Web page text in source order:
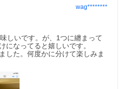
wag********
しいです。が、1つに纏まって
になってると嬉しいです。
した。何度かに分けて楽しみま